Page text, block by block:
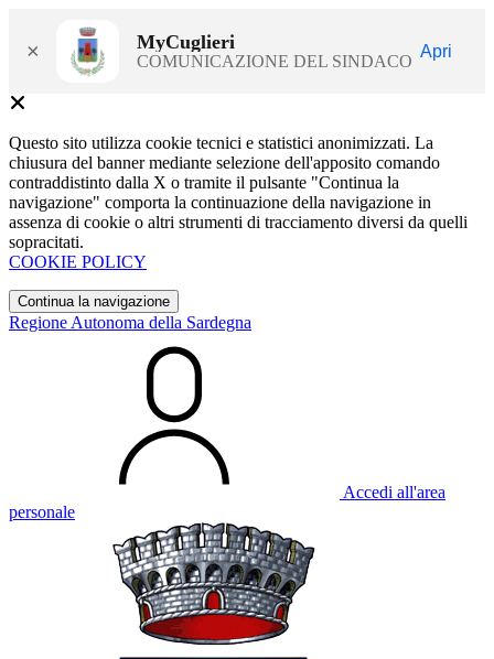
× MyCuglieri
COMUNICAZIONE DEL SINDACO
Apri
Questo sito utilizza cookie tecnici e statistici anonimizzati. La
chiusura del banner mediante selezione dell'apposito comando
contraddistinto dalla X o tramite il pulsante "Continua la
navigazione" comporta la continuazione della navigazione in
assenza di cookie o altri strumenti di tracciamento diversi da quelli
sopracitati.
COOKIE POLICY
Continua la navigazione
Regione Autonoma della Sardegna
Accedi all'area
personale